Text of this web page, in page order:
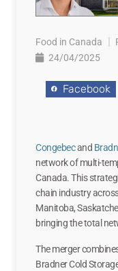
Food in Canada
24/04/2025
Facebook
Congebecand
network of multi-
Canada. This
chain industry
Manitoba,
bringing the total
The merger
Bradner Cold